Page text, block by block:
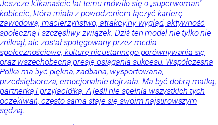
Jeszcze kilkanaście lat temu mówiło się o „superwoman” –
kobiecie, która miała z powodzeniem łączyć karierę
zawodową, macierzyństwo, atrakcyjny wygląd, aktywność
społeczną i szczęśliwy związek. Dziś ten model nie tylko nie
zniknął, ale został spotęgowany przez media
społecznościowe, kulturę nieustannego porównywania się
oraz wszechobecną presję osiągania sukcesu. Współczesna
Polka ma być piękna, zadbana, wysportowana,
przedsiębiorcza, emocjonalnie dojrzała. Ma być dobrą matką,
partnerką i przyjaciółką. A jeśli nie spełnia wszystkich tych
oczekiwań, często sama staje się swoim najsurowszym
sędzią.